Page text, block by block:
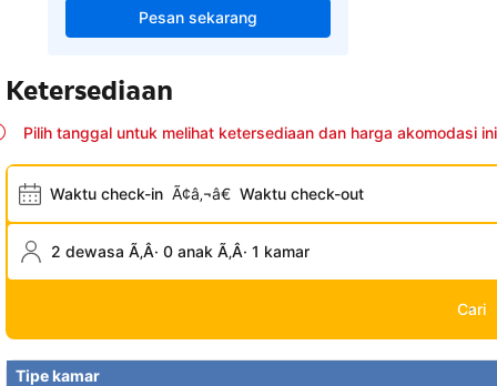
Pesan sekarang
Ketersediaan
Pilih tanggal untuk melihat ketersediaan dan harga akomodasi ini
Waktu check-in Ã¢â‚¬â€ Waktu check-out
2 dewasa Ã‚Â· 0 anak Ã‚Â· 1 kamar
Cari
Tipe kamar